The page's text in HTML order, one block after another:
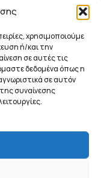
χρησιμοποιούμε
ή/και την
σε αυτές τις
δεδομένα όπως η
σε αυτόν
συναίνεσης
και Οπτικής